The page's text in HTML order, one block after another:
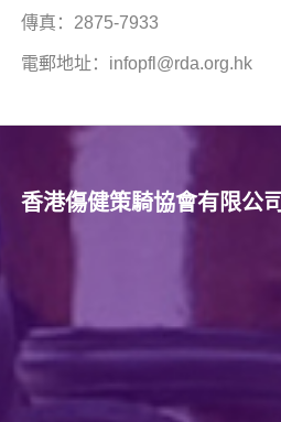
傳真：2875-7933
電郵地址：infopfl@rda.org.hk
香港傷健策騎協會有限公司